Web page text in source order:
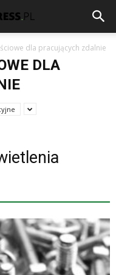
dla pracujących zdalnie
DLA